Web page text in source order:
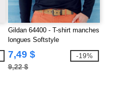
Gildan 64400 - T-shirt manches
longues Softstyle
7,49 $
9,22 $
-19%